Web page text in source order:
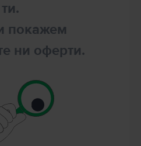
ти.
покажем
ни оферти.